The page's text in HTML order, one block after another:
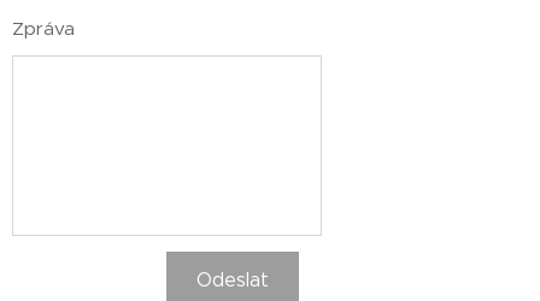
Zpráva
Odeslat